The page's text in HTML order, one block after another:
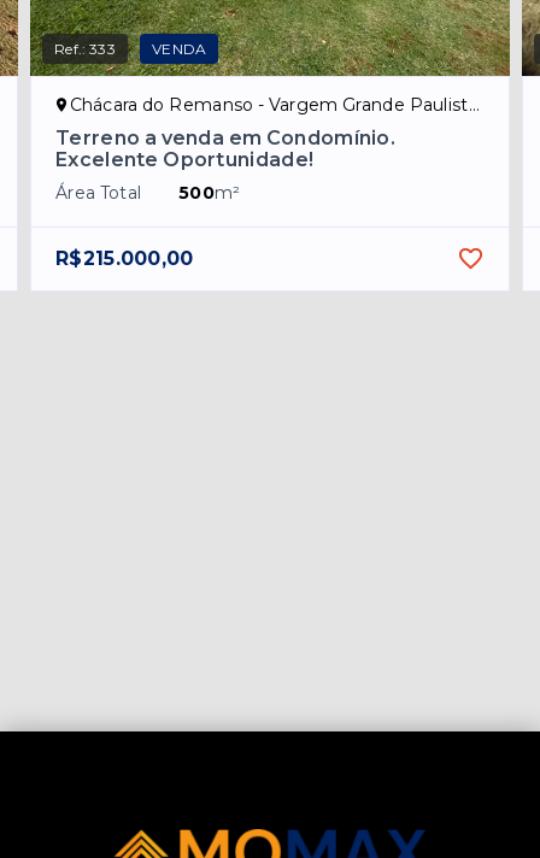
Ref.:333 VENDA
Chácara do Remanso - Vargem Grande Paulista/SP
Terreno a venda em Condomínio.
Excelente Oportunidade!
Área Total 500m²
R$215.000,00